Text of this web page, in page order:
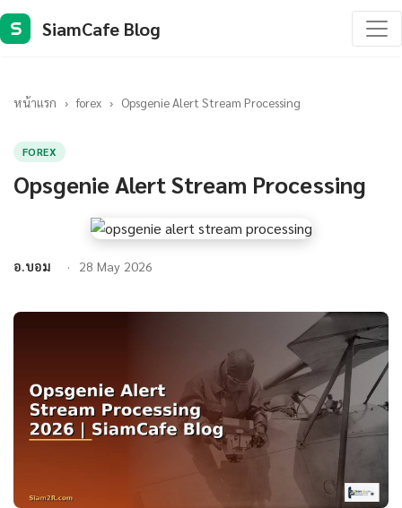
S SiamCafe Blog
หน้าแรก › forex › Opsgenie Alert Stream Processing
FOREX
Opsgenie Alert Stream Processing
อ.บอม 28 May 2026